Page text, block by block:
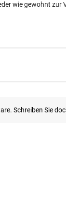
wie gewohnt zur